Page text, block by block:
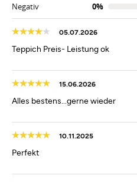
Negativ
0%
05.07.2026
Teppich Preis- Leistung ok
15.06.2026
Alles bestens...gerne wieder
10.11.2025
Perfekt